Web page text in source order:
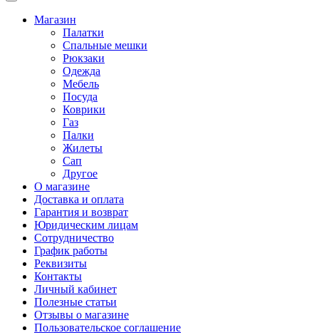
Магазин
Палатки
Спальные мешки
Рюкзаки
Одежда
Мебель
Посуда
Коврики
Газ
Палки
Жилеты
Сап
Другое
О магазине
Доставка и оплата
Гарантия и возврат
Юридическим лицам
Сотрудничество
График работы
Реквизиты
Контакты
Личный кабинет
Полезные статьи
Отзывы о магазине
Пользовательское соглашение